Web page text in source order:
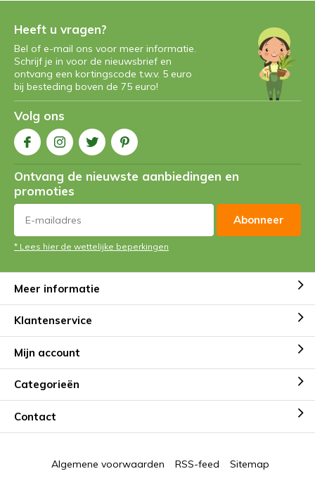
Heeft u vragen?
Bel of e-mail ons voor meer informatie.
Schrijf je in voor de nieuwsbrief en
ontvang een kortingscode t.w.v. 5 euro
bij besteding boven de 75 euro!
Volg ons
Ontvang de nieuwste aanbiedingen en
promoties
Abonneer
* Lees hier de wettelijke beperkingen
Meer informatie
Klantenservice
Mijn account
Categorieën
Contact
Algemene voorwaarden RSS-feed Sitemap